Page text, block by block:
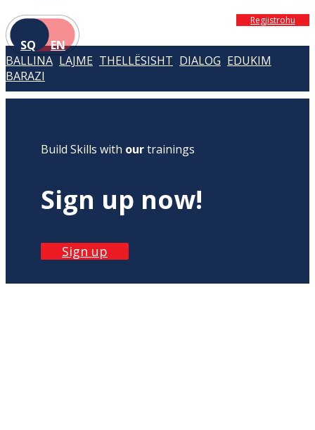
SQ EN
Regjistrohu
BALLINA LAJME THELLËSISHT DIALOG EDUKIM
BARAZI
Build Skills with ourtrainings
Sign up now!
Sign up